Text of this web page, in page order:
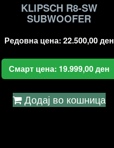
KLIPSCH R8-SW
SUBWOOFER
Редовна цена: 22.500,00ден
Смарт цена: 19.999,00ден
Додај во кошница